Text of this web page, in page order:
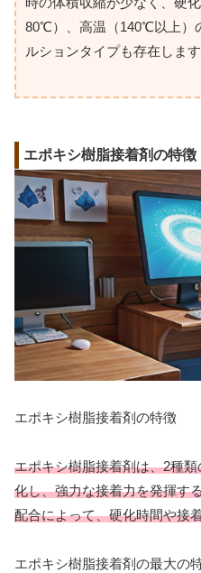
80℃）、高温（140℃以上）
ルションタイプも存在します
エポキシ樹脂接着剤の特徴
エポキシ樹脂接着剤の特徴
エポキシ樹脂接着剤は、2種
化し、強力な接着力を発揮す
配合によって、硬化時間や接
エポキシ樹脂接着剤の最大の